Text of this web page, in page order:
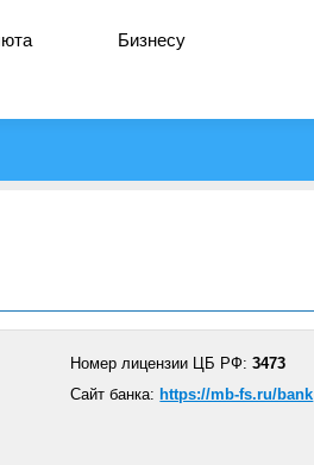
Бизнесу
Номер лицензии ЦБ РФ:3473
Сайт банка: https://mb-fs.ru/bank